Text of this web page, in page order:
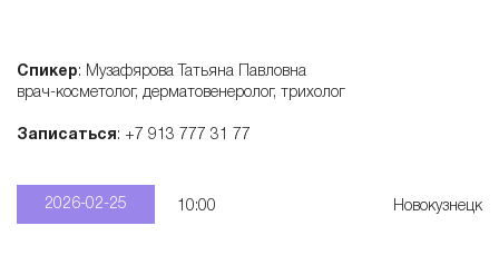
Спикер: Музафярова Татьяна Павловна
врач-косметолог, дерматовенеролог, трихолог
Записаться: +7 913 777 31 77
2026-02-25 10:00 Новокузнецк